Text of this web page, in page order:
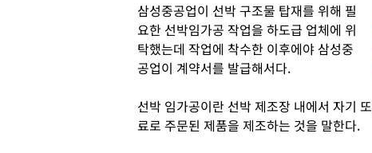
삼성중공업이 선박 구조물 탑재를 위해 필
요한 선박임가공 작업을 하도급 업체에 위
탁했는데 작업에 착수한 이후에야 삼성중
공업이 계약서를 발급해서다.
선박 임가공이란 선박 제조장 내에서 자기
료로 주문된 제품을 제조하는 것을 말한다.